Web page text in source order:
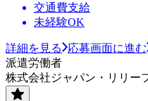
交通費支給
未経験OK
詳細を見る
応募画面に進む
派遣労働者
株式会社ジャパン・リリー